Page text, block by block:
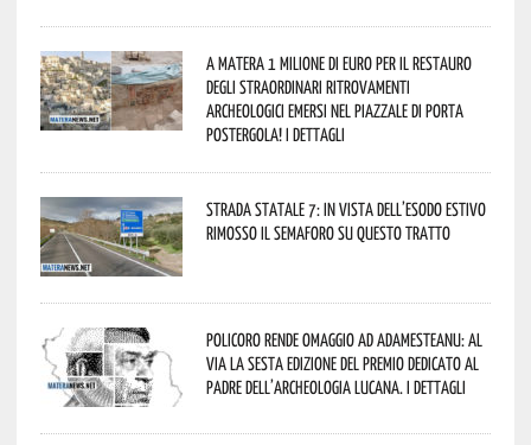
A Matera 1 milione di euro per il restauro
degli straordinari ritrovamenti
archeologici emersi nel piazzale di Porta
Postergola! I dettagli
Strada statale 7: in vista dell’esodo estivo
rimosso il semaforo su questo tratto
Policoro rende omaggio ad Adamesteanu: al
via la sesta edizione del Premio dedicato al
padre dell’archeologia lucana. I dettagli